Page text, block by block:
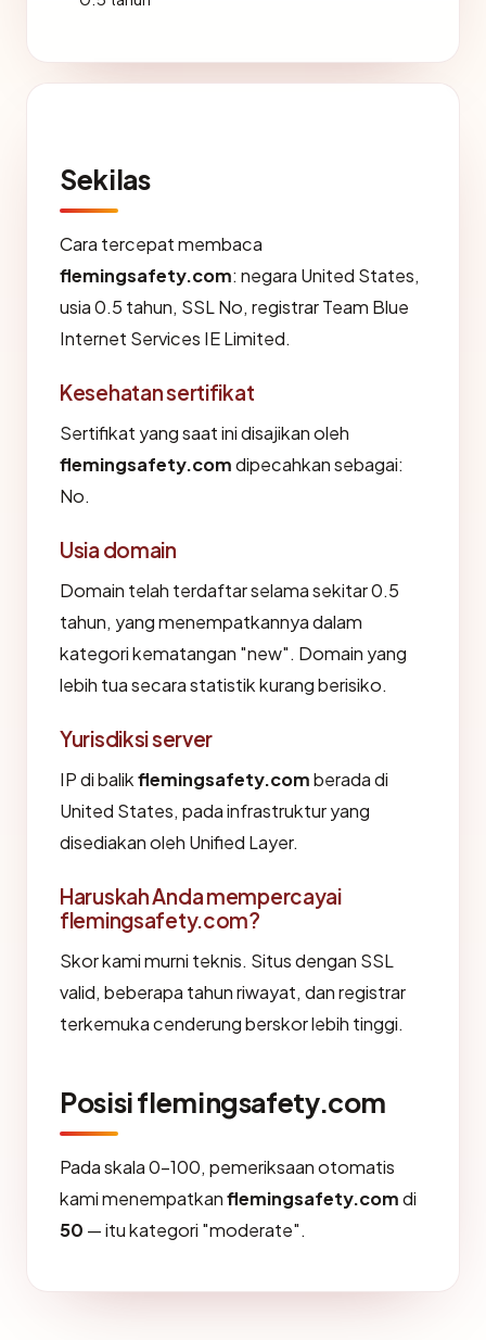
Sekilas
Cara tercepat membaca
flemingsafety.com: negara United States,
usia 0.5 tahun, SSL No, registrar Team Blue
Internet Services IE Limited.
Kesehatan sertifikat
Sertifikat yang saat ini disajikan oleh
flemingsafety.comdipecahkan sebagai:
No.
Usia domain
Domain telah terdaftar selama sekitar 0.5
tahun, yang menempatkannya dalam
kategori kematangan "new". Domain yang
lebih tua secara statistik kurang berisiko.
Yurisdiksi server
IP di balikflemingsafety.comberada di
United States, pada infrastruktur yang
disediakan oleh Unified Layer.
Haruskah Anda mempercayai
flemingsafety.com?
Skor kami murni teknis. Situs dengan SSL
valid, beberapa tahun riwayat, dan registrar
terkemuka cenderung berskor lebih tinggi.
Posisi flemingsafety.com
Pada skala 0-100, pemeriksaan otomatis
kami menempatkanflemingsafety.comdi
50 — itu kategori "moderate".